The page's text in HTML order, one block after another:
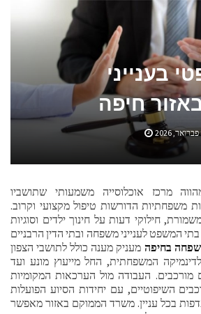
ומתנות לגבר שאוהב להיות בשטח
הדיסקרטית שמשנה את כללי המשחק בבריאות הנפש
בענייני
חיפה
מרכז אוכלוסייה משמעותי שתושביו
משפחתיות הדורשות טיפול מקצועי וקרוב.
חילוקי דעות על חינוך ילדים וסוגיות
המשפט לענייני משפחה ובתי הדין הרבניים
משפחה בחיפה מעניק מענה כולל לתושבי הצפון
המשפחתית, החל מייעוץ מונע ועד
מורכבים. העבודה מול הערכאות המקומיות
השיפוטיים, עם יחידות הסיוע הפועלות
בכל עניין. משרד הממוקם באזור מאפשר